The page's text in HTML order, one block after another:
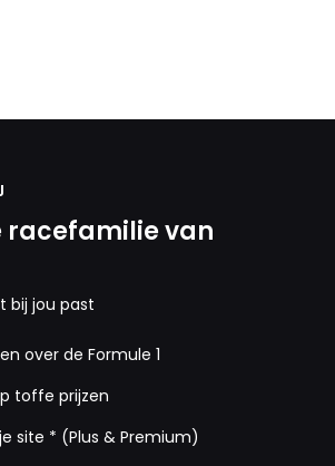
racefamilie van
bij jou past
over de Formule 1
toffe prijzen
site * (Plus & Premium)